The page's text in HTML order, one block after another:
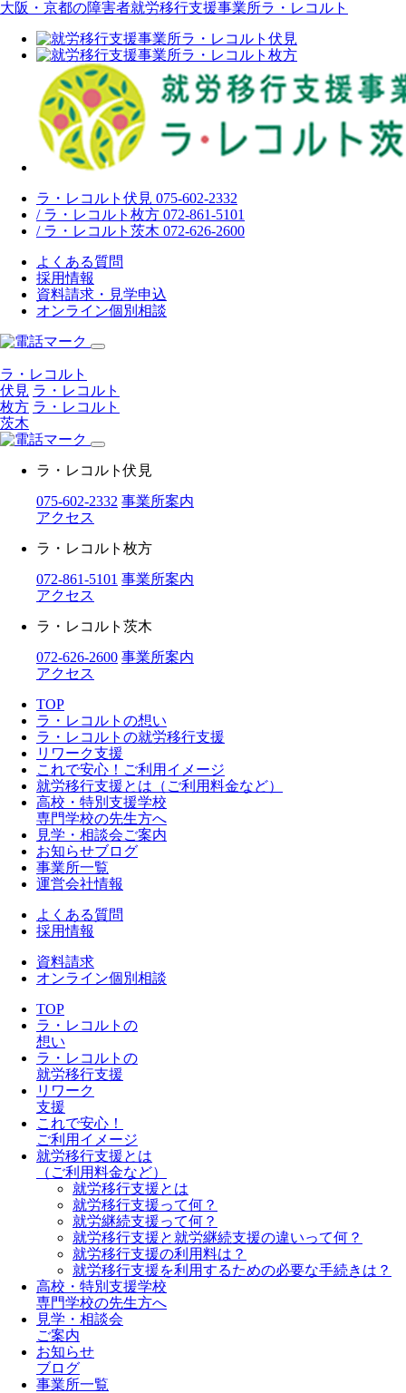
大阪・京都の障害者就労移行支援事業所ラ・レコルト
ラ・レコルト伏見 075-602-2332
/ ラ・レコルト枚方 072-861-5101
/ ラ・レコルト茨木 072-626-2600
よくある質問
採用情報
資料請求・見学申込
オンライン個別相談
ラ・レコルト
伏見 ラ・レコルト
枚方 ラ・レコルト
茨木
ラ・レコルト伏見
075-602-2332 事業所案内
アクセス
ラ・レコルト枚方
072-861-5101 事業所案内
アクセス
ラ・レコルト茨木
072-626-2600 事業所案内
アクセス
TOP
ラ・レコルトの想い
ラ・レコルトの就労移行支援
リワーク支援
これで安心！ご利用イメージ
就労移行支援とは（ご利用料金など）
高校・特別支援学校
専門学校の先生方へ
見学・相談会ご案内
お知らせブログ
事業所一覧
運営会社情報
よくある質問
採用情報
資料請求
オンライン個別相談
TOP
ラ・レコルトの
想い
ラ・レコルトの
就労移行支援
リワーク
支援
これで安心！
ご利用イメージ
就労移行支援とは
（ご利用料金など）
就労移行支援とは
就労移行支援って何？
就労継続支援って何？
就労移行支援と就労継続支援の違いって何？
就労移行支援の利用料は？
就労移行支援を利用するための必要な手続きは？
高校・特別支援学校
専門学校の先生方へ
見学・相談会
ご案内
お知らせ
ブログ
事業所一覧